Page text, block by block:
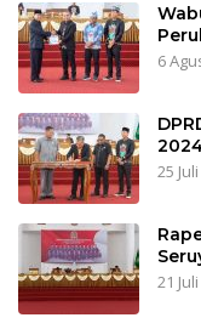
6
25
21